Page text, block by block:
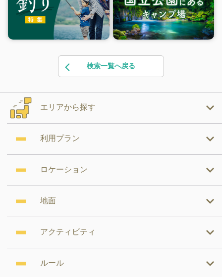
検索一覧へ戻る
エリアから探す
利用プラン
ロケーション
地面
アクティビティ
ルール